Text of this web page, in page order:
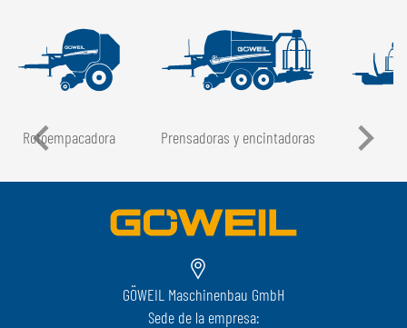
Rotoempacadora Prensadoras y encintadoras
GÖWEIL Maschinenbau GmbH
Sede de la empresa: